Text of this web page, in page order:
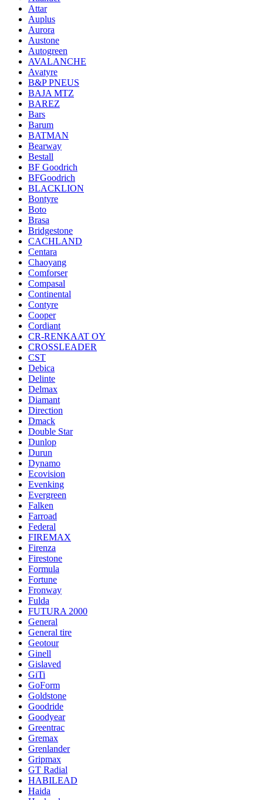
Attar
Auplus
Aurora
Austone
Autogreen
AVALANCHE
Avatyre
B&P PNEUS
BAJA MTZ
BAREZ
Bars
Barum
BATMAN
Bearway
Bestall
BF Goodrich
BFGoodrich
BLACKLION
Bontyre
Boto
Brasa
Bridgestone
CACHLAND
Centara
Chaoyang
Comforser
Compasal
Continental
Contyre
Cooper
Cordiant
CR-RENKAAT OY
CROSSLEADER
CST
Debica
Delinte
Delmax
Diamant
Direction
Dmack
Double Star
Dunlop
Durun
Dynamo
Ecovision
Evenking
Evergreen
Falken
Farroad
Federal
FIREMAX
Firenza
Firestone
Formula
Fortune
Fronway
Fulda
FUTURA 2000
General
General tire
Geotour
Ginell
Gislaved
GiTi
GoForm
Goldstone
Goodride
Goodyear
Greentrac
Gremax
Grenlander
Gripmax
GT Radial
HABILEAD
Haida